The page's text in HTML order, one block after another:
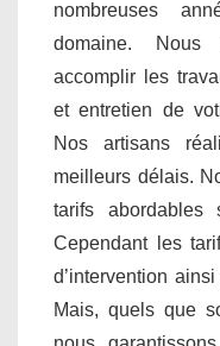
nombreuses
domaine. Nous
accomplir les
et entretien de
Nos artisans
meilleurs délais.
tarifs abordables
Cependant les
d’intervention
Mais, quels que